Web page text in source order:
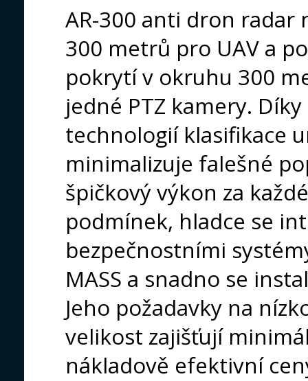
AR-300 anti dron radar
300 metrů pro UAV a
pokrytí v okruhu 300
jedné PTZ kamery.
technologií klasifikace
minimalizuje falešné
špičkový výkon za
podmínek, hladce se
bezpečnostními
MASS a snadno se
Jeho požadavky na
velikost zajišťují
nákladově efektivní